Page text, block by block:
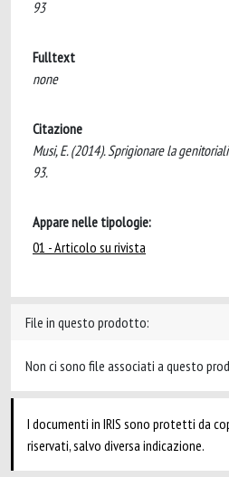
93
Fulltext
none
Citazione
Musi, E. (2014). Sprigionare la
93.
Appare nelle tipologie:
01 - Articolo su rivista
File in questo prodotto:
Non ci sono file associati a questo
I documenti in IRIS sono protetti da
riservati, salvo diversa indicazione.